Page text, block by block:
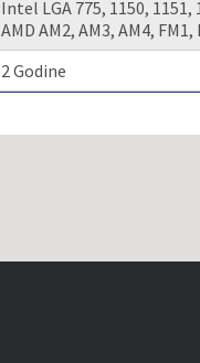
Intel LGA 775, 1150, 1151,
AMD AM2, AM3, AM4, FM1,
2 Godine